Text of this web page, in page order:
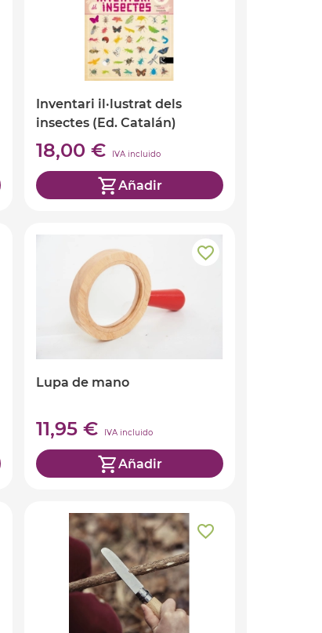
Inventari il·lustrat dels
insectes (Ed. Catalán)
18,00 € IVA incluido
Añadir
Lupa de mano
11,95 € IVA incluido
Añadir